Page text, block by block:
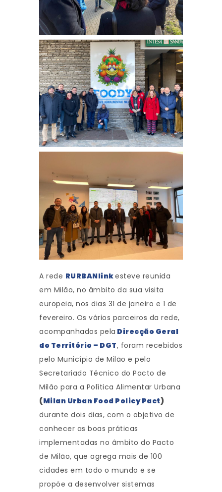
A rede RURBANlinkesteve reunida
em Milão, no âmbito da sua visita
europeia, nos dias 31 de janeiro e 1 de
fevereiro. Os vários parceiros da rede,
acompanhados pela Direcção Geral
do Território – DGT, foram recebidos
pelo Município de Milão e pelo
Secretariado Técnico do Pacto de
Milão para a Política Alimentar Urbana
(Milan Urban Food Policy Pact)
durante dois dias, com o objetivo de
conhecer as boas práticas
implementadas no âmbito do Pacto
de Milão, que agrega mais de 100
cidades em todo o mundo e se
propõe a desenvolver sistemas